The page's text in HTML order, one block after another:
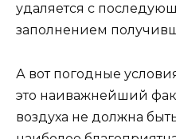
удаляется с
заполнением
А вот погодные
это наиважнейший
воздуха не должна